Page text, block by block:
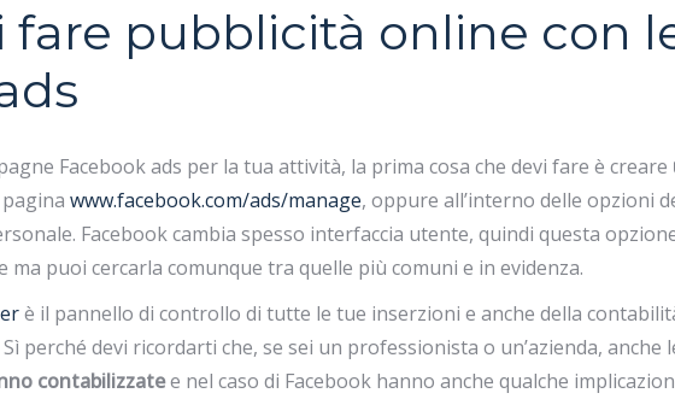
fare pubblicità online con
Facebook ads per la tua attività, la prima cosa che devi fare è creare
www.facebook.com/ads/manage, oppure all’interno delle opzioni
Facebook cambia spesso interfaccia utente, quindi questa
puoi cercarla comunque tra quelle più comuni e in evidenza.
è il pannello di controllo di tutte le tue inserzioni e anche della
perché devi ricordarti che, se sei un professionista o un’azienda, anche
contabilizzatee nel caso di Facebook hanno anche qualche